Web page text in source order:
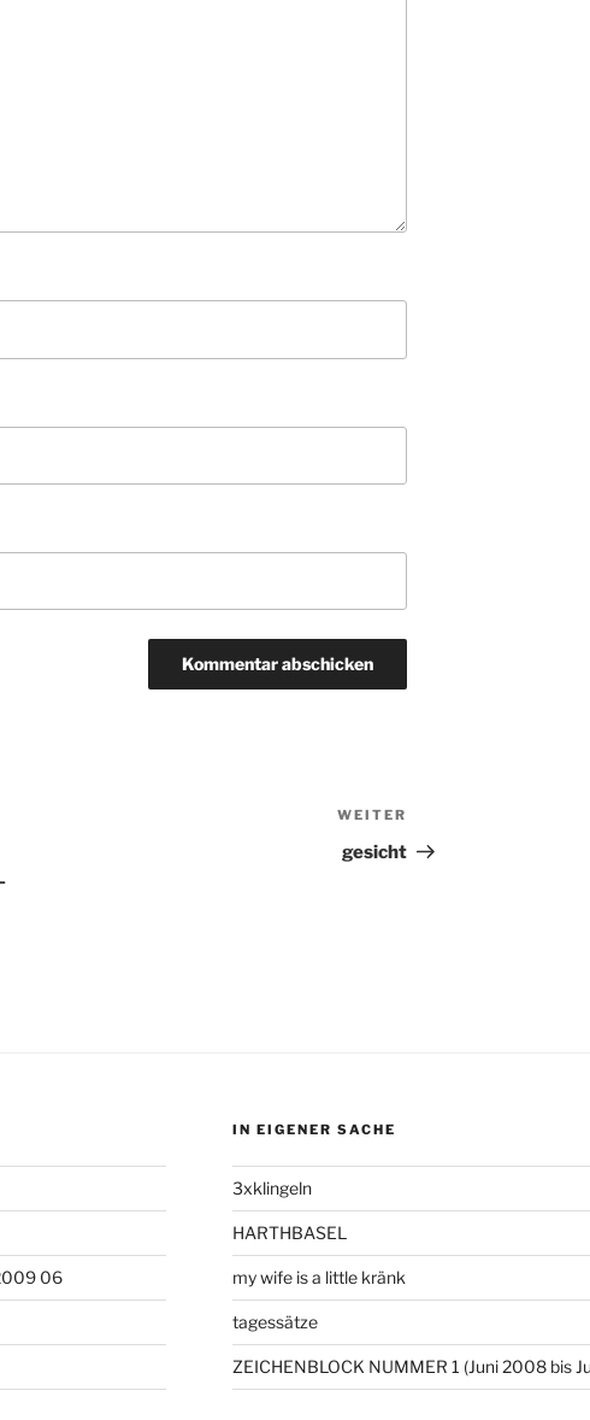
Beitrag
WEITER
gesicht
06
IN EIGENER SACHE
3xklingeln
HARTHBASEL
my wife is a little kränk
tagessätze
ZEICHENBLOCK NUMMER 1 (Juni 2008 bis